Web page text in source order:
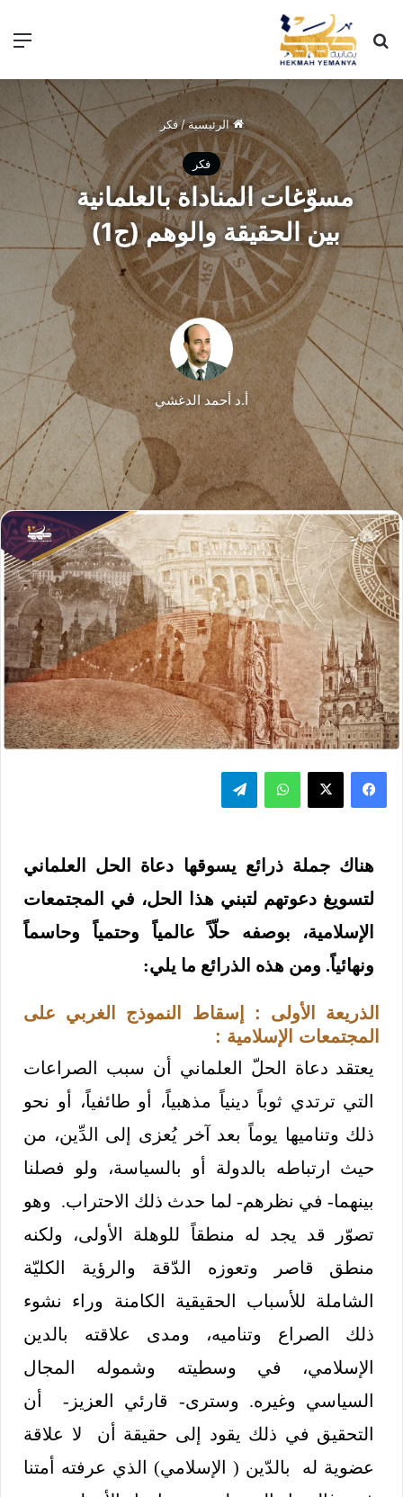
الرئيسية/فكر
فكر
مسوّغات المناداة بالعلمانية
بين الحقيقة والوهم (ج1)
أ.د أحمد الدغشي
هناك جملة ذرائع يسوقها دعاة الحل العلماني
لتسويغ دعوتهم لتبني هذا الحل، في المجتمعات
الإسلامية، بوصفه حلّاً عالمياً وحتمياً وحاسماً
ونهائياً. ومن هذه الذرائع ما يلي:
الذريعة الأولى : إسقاط النموذج الغربي على
المجتمعات الإسلامية :
يعتقد دعاة الحلّ العلماني أن سبب الصراعات
التي ترتدي ثوباً دينياً مذهبياً، أو طائفياً، أو نحو
ذلك وتناميها يوماً بعد آخر يُعزى إلى الدِّين، من
حيث ارتباطه بالدولة أو بالسياسة، ولو فصلنا
بينهما- في نظرهم- لما حدث ذلك الاحتراب. وهو
تصوّر قد يجد له منطقاً للوهلة الأولى، ولكنه
منطق قاصر وتعوزه الدّقة والرؤية الكليّة
الشاملة للأسباب الحقيقية الكامنة وراء نشوء
ذلك الصراع وتناميه، ومدى علاقته بالدين
الإسلامي، في وسطيته وشموله المجال
السياسي وغيره. وسترى- قارئي العزيز- أن
التحقيق في ذلك يقود إلى حقيقة أن لا علاقة
عضوية له بالدّين ( الإسلامي) الذي عرفته أمتنا